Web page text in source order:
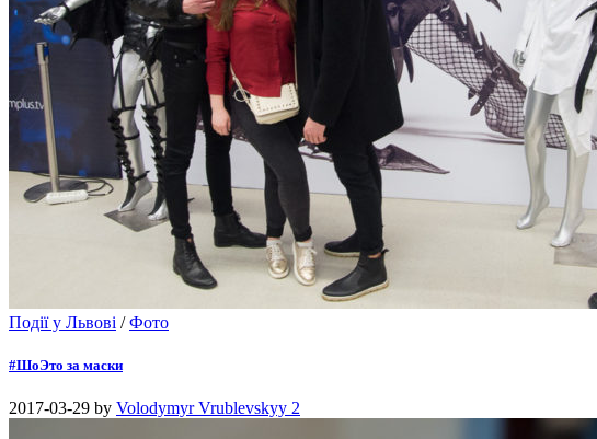
Події у Львові /Фото
#ШоЭто за маски
2017-03-29 by Volodymyr Vrublevskyy 2